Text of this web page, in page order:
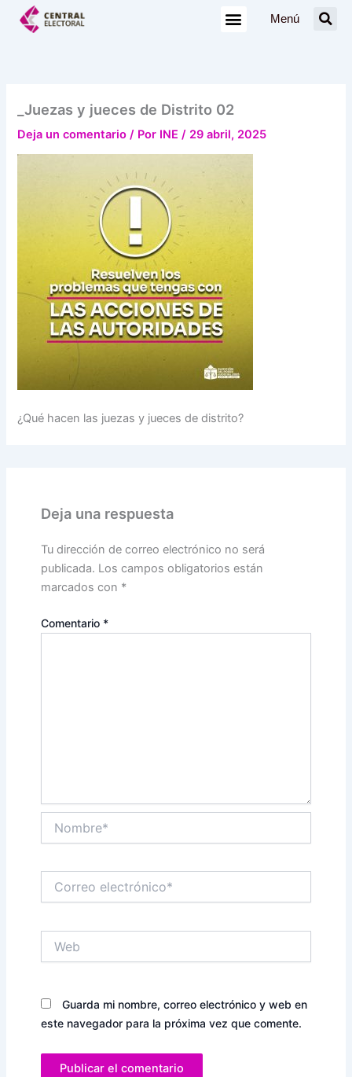
Menú
_Juezas y jueces de Distrito 02
Deja un comentario / Por INE/ 29 abril, 2025
¿Qué hacen las juezas y jueces de distrito?
Deja una respuesta
Tu dirección de correo electrónico no será
publicada. Los campos obligatorios están
marcados con *
Comentario *
electrónico*
Guarda mi nombre, correo electrónico y web en
este navegador para la próxima vez que comente.